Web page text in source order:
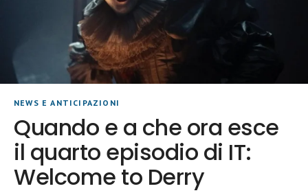
NEWS E ANTICIPAZIONI
Quando e a che ora esce
il quarto episodio di IT:
Welcome to Derry